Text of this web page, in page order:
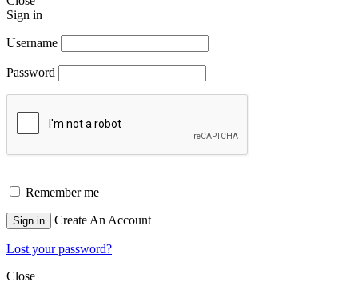
Sign in
Username
Password
Remember me
Sign in Create An Account
Lost your password?
Close